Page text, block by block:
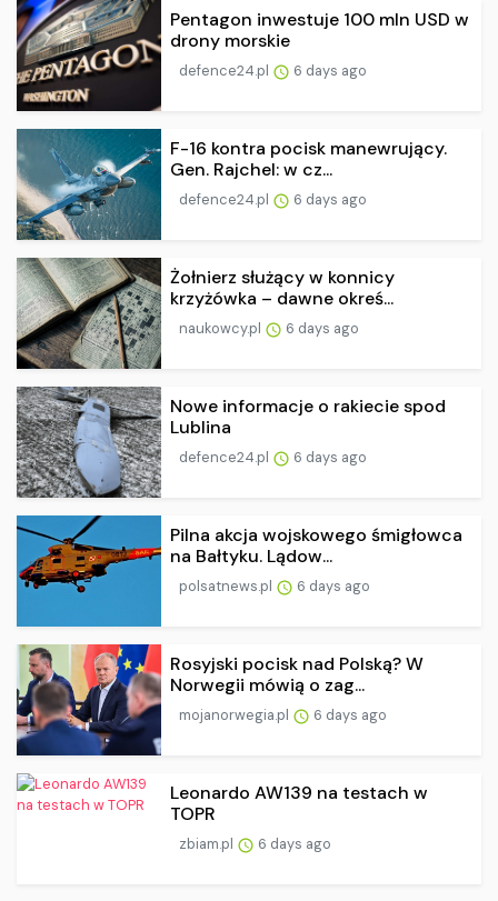
Pentagon inwestuje 100 mln USD w
drony morskie
defence24.pl 6 days ago
F-16 kontra pocisk manewrujący.
Gen. Rajchel: w cz...
defence24.pl 6 days ago
Żołnierz służący w konnicy
krzyżówka – dawne okreś...
naukowcy.pl 6 days ago
Nowe informacje o rakiecie spod
Lublina
defence24.pl 6 days ago
Pilna akcja wojskowego śmigłowca
na Bałtyku. Lądow...
polsatnews.pl 6 days ago
Rosyjski pocisk nad Polską? W
Norwegii mówią o zag...
mojanorwegia.pl 6 days ago
Leonardo AW139 na testach w
TOPR
zbiam.pl 6 days ago